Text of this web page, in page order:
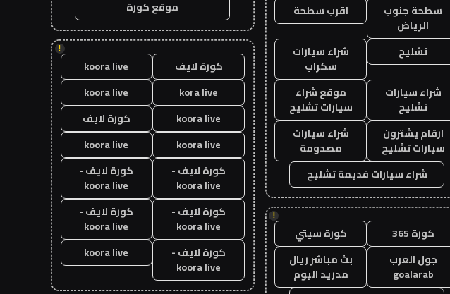
سطحة جنوب
الرياض
اقرب سطحة
تشليح
شراء سيارات
سكراب
شراء سيارات
تشليح
موقع شراء
سيارات تشليح
ارقام يشترون
سيارات تشليح
شراء سيارات
مصدومة
شراء سيارات قديمة تشليح
!
كورة 365
كورة سيتي
جول العرب
goalarab
بث مباشر ريال
مدريد اليوم
موقع كورة
!
كورة لايف
koora live
kora live
koora live
koora live
كورة لايف
koora live
koora live
كورة لايف -
koora live
كورة لايف -
koora live
كورة لايف -
koora live
كورة لايف -
koora live
كورة لايف -
koora live
koora live